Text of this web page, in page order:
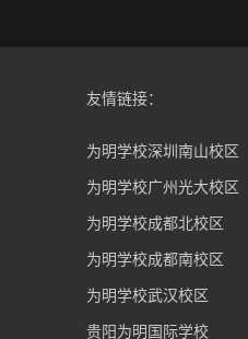
友情链接：
为明学校深圳南山校区
为明学校广州光大校区
为明学校成都北校区
为明学校成都南校区
为明学校武汉校区
贵阳为明国际学校